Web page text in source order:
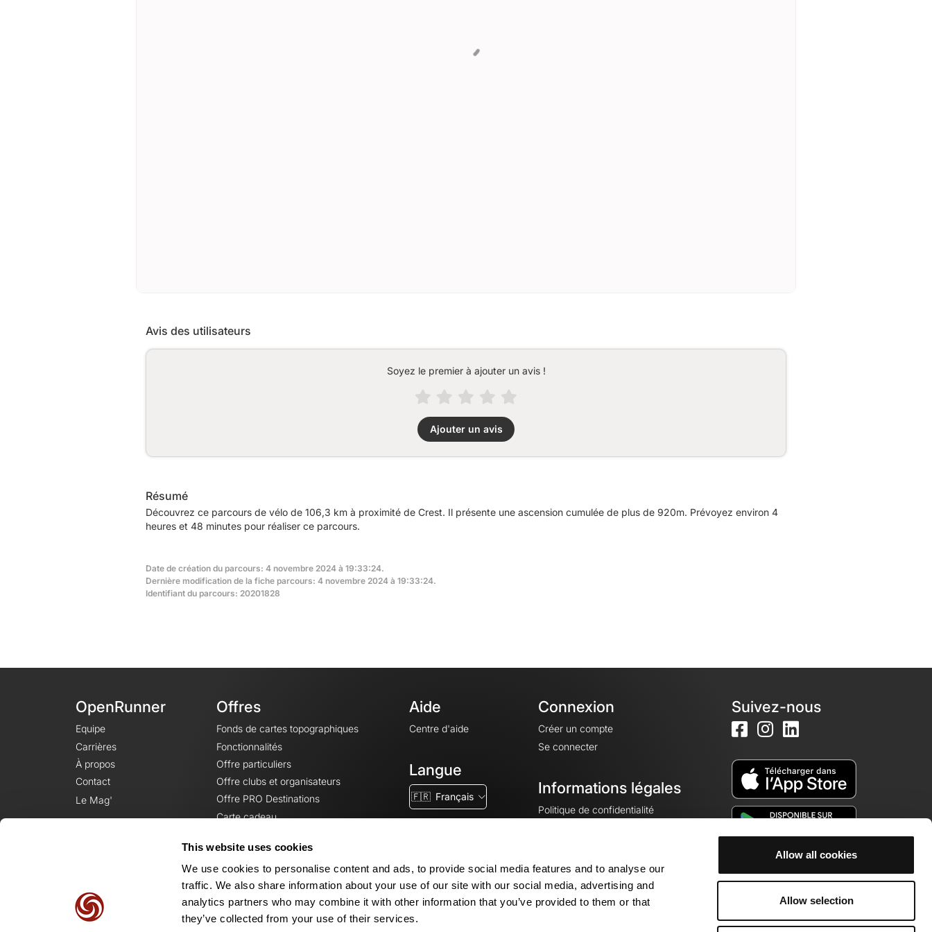
This website uses cookies
We use cookies to personalise content and ads, to provide social media features and to analyse our
traffic. We also share information about your use of our site with our social media, advertising and
analytics partners who may combine it with other information that you’ve provided to them or that
they’ve collected from your use of their services.
Allow all cookies
Allow selection
Avis des utilisateurs
Soyez le premier à ajouter un avis !
Ajouter un avis
Résumé
Découvrez ce parcours de vélo de 106,3 km à proximité de Crest. Il présente une ascension cumulée de plus de 920m. Prévoyez environ 4
heures et 48 minutes pour réaliser ce parcours.
Date de création du parcours: 4 novembre 2024 à 19:33:24.
Dernière modification de la fiche parcours: 4 novembre 2024 à 19:33:24.
Identifiant du parcours: 20201828
OpenRunner
Equipe
Carrières
À propos
Contact
Le Mag'
Offres
Fonds de cartes topographiques
Fonctionnalités
Offre particuliers
Offre clubs et organisateurs
Offre PRO Destinations
Carte cadeau
Aide
Centre d'aide
Langue
🇫🇷 Français
Connexion
Créer un compte
Se connecter
Informations légales
Politique de confidentialité
Mentions légales
Paramètres des cookies
Suivez-nous